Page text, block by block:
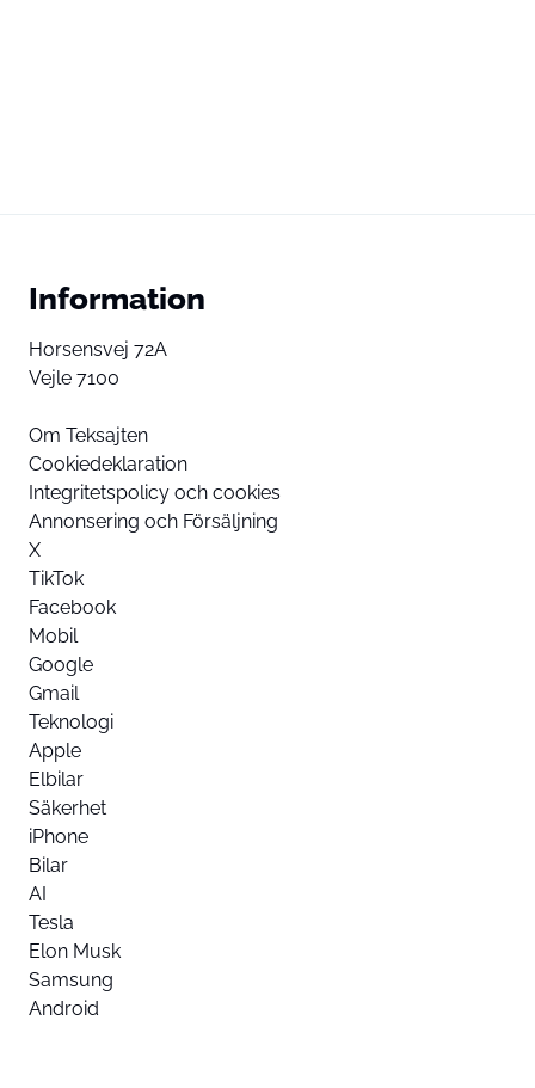
Information
Horsensvej 72A
Vejle 7100
Om Teksajten
Cookiedeklaration
Integritetspolicy och cookies
Annonsering och Försäljning
X
TikTok
Facebook
Mobil
Google
Gmail
Teknologi
Apple
Elbilar
Säkerhet
iPhone
Bilar
AI
Tesla
Elon Musk
Samsung
Android